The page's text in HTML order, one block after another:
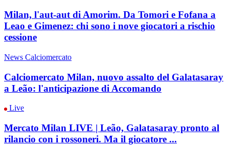
Milan, l'aut-aut di Amorim. Da Tomori e Fofana a
Leao e Gimenez: chi sono i nove giocatori a rischio
cessione
News Calciomercato
Calciomercato Milan, nuovo assalto del Galatasaray
a Leão: l'anticipazione di Accomando
Live
Mercato Milan LIVE | Leão, Galatasaray pronto al
rilancio con i rossoneri. Ma il giocatore ...